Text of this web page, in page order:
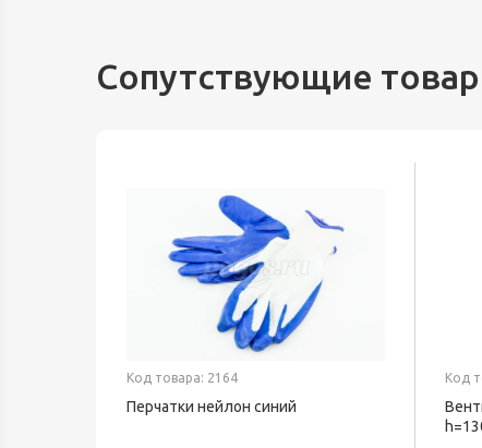
Сопутствующие
Код товара: 2164
Перчатки нейлон синий
Код